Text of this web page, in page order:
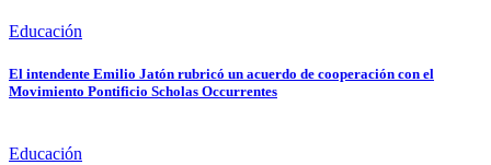
Educación
El intendente Emilio Jatón rubricó un acuerdo de cooperación con el
Movimiento Pontificio Scholas Occurrentes
Educación